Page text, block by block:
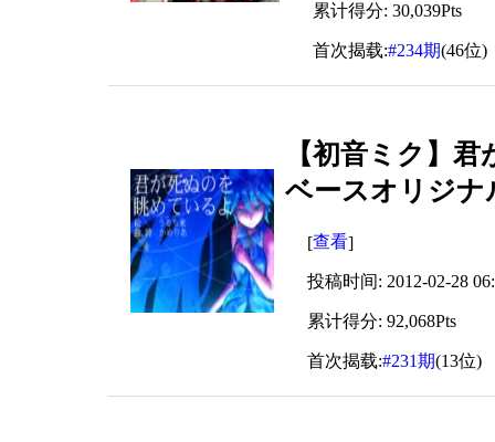
累计得分: 30,039Pts
首次揭载:#234期(46位)
【初音ミク】
ベースオリジナ
[查看]
投稿时间: 2012-02-28
累计得分: 92,068Pts
首次揭载:#231期(13位)